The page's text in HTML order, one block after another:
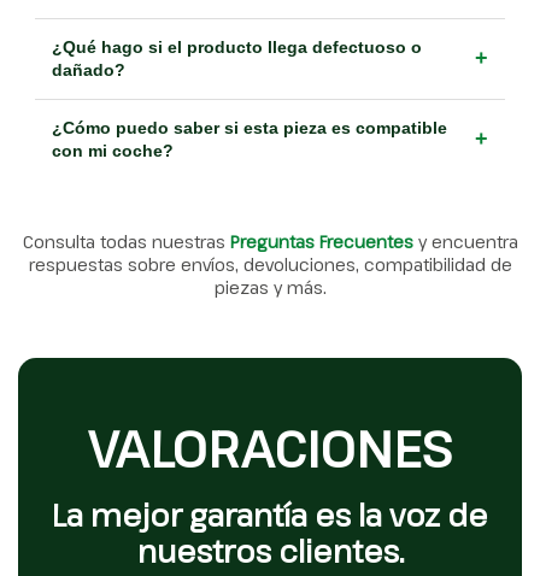
¿Qué hago si el producto llega defectuoso o
dañado?
+
¿Cómo puedo saber si esta pieza es compatible
con mi coche?
+
Consulta todas nuestras Preguntas Frecuentes y encuentra
respuestas sobre envíos, devoluciones, compatibilidad de
piezas y más.
VALORACIONES
La mejor garantía es la voz de
nuestros clientes.